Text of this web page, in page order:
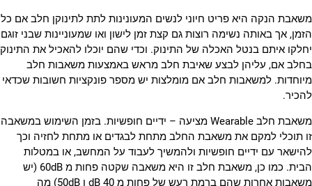
משאבת הנקה היא פריט חיוני לנשים המעונינות לתת לתינוקן חלב אם כל
הזמן, אך באותה נשימה רוצות גם קצת זמן לישון ואו שמעוניינות שבני זוגם
יחלקו איתם בנטל האכלה של התינוק. וכדי שהם יוכלו להאכיל את התינוק
בחלב אם, עליהן לבצע שאיבת חלב מראש באמצעות משאבות חלב
מיוחדות. למשאבות חלב אם מומלצות יש מספר פונקציות חשובות שכדאי
להכיר.
משאבת חלב Wearable מציעה – ידיים חופשיות. בזמן השימוש במשאבה
זו תוכלי למקם את משאבת החלב מתחת לבגדים או מתחת לחזיה וכך
להישאר עם ידיים חופשיות ולהמשיך לעבוד על המחשב, או במטלות
הבית. כמו כן, משאבת חלב זו היא משאבה שקטה פחות מ 60dB (יש
משאבות אחרות שהם ברמת רעש של פחות מ 40 dB ו 50dB) מה